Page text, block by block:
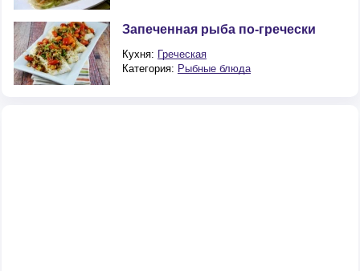
Запеченная рыба по-гречески
Кухня: Греческая
Категория: Рыбные блюда